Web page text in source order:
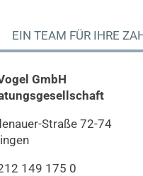
EIN TEAM FÜR IHRE
GmbH
Straße 72-74
149 175 0